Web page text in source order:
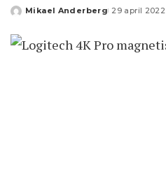
Posted
Mikael Anderberg 29 april 2022